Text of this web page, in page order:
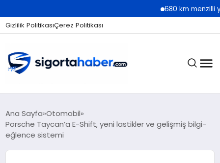
680 km menzilli yeni
Gizlilik PolitikasıÇerez Politikası
SIGORTA
Ana Sayfa Otomobil
Porsche Taycan’a E-Shift, yeni lastikler ve gelişmiş bilgi-
eğlence sistemi